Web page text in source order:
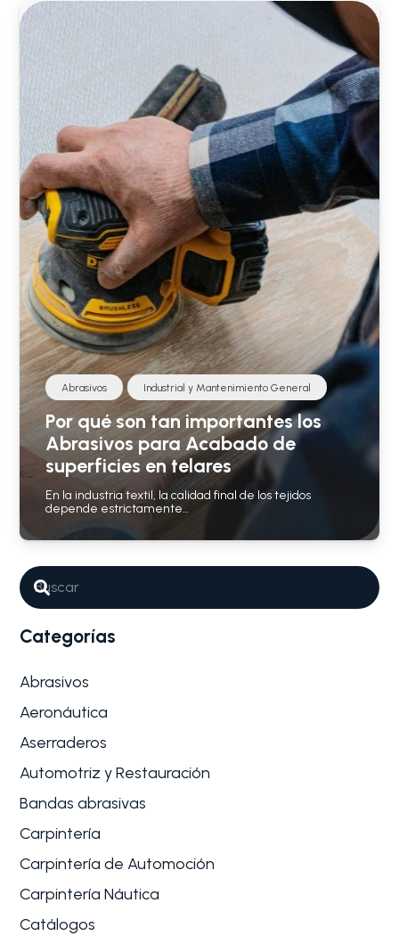
Abrasivos Industrial y Mantenimiento General
Por qué son tan importantes los
Abrasivos para Acabado de
superficies en telares
En la industria textil, la calidad final de los tejidos
depende estrictamente…
Categorías
Abrasivos
Aeronáutica
Aserraderos
Automotriz y Restauración
Bandas abrasivas
Carpintería
Carpintería de Automoción
Carpintería Náutica
Catálogos